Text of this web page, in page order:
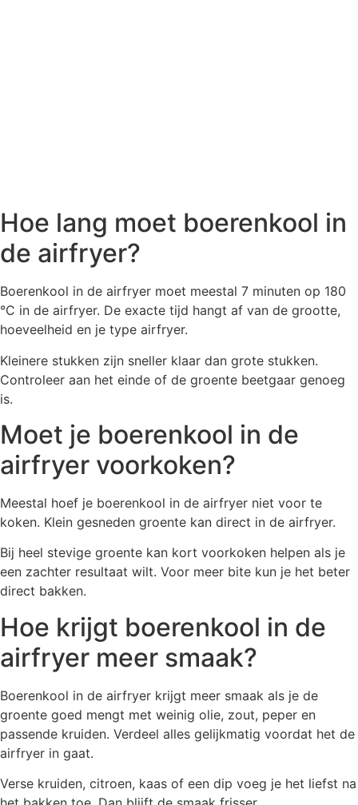
Hoe lang moet boerenkool in
de airfryer?
Boerenkool in de airfryer moet meestal 7 minuten op 180
°C in de airfryer. De exacte tijd hangt af van de grootte,
hoeveelheid en je type airfryer.
Kleinere stukken zijn sneller klaar dan grote stukken.
Controleer aan het einde of de groente beetgaar genoeg
is.
Moet je boerenkool in de
airfryer voorkoken?
Meestal hoef je boerenkool in de airfryer niet voor te
koken. Klein gesneden groente kan direct in de airfryer.
Bij heel stevige groente kan kort voorkoken helpen als je
een zachter resultaat wilt. Voor meer bite kun je het beter
direct bakken.
Hoe krijgt boerenkool in de
airfryer meer smaak?
Boerenkool in de airfryer krijgt meer smaak als je de
groente goed mengt met weinig olie, zout, peper en
passende kruiden. Verdeel alles gelijkmatig voordat het de
airfryer in gaat.
Verse kruiden, citroen, kaas of een dip voeg je het liefst na